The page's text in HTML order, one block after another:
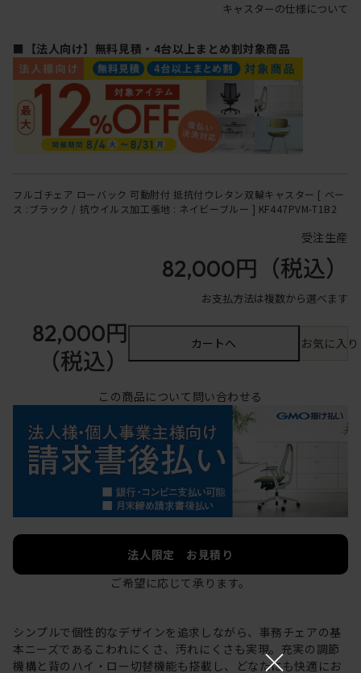
キャスターの仕様について
■【法人向け】無料見積・4台以上まとめ割対象商品
フルゴチェア ローバック 可動肘付 抵抗付ウレタン双輪キャスター [ ベー
ス :ブラック / 抗ウイルス加工張地 : ネイビーブルー ] KF447PVM-T1B2
受注生産
82,000円 （税込）
お支払方法は複数から選べます
82,000円
（税込）
カートへ お気に入
この商品について問い合わせる
法人限定 お見積り
ご希望に応じて承ります。
シンプルで個性的なデザインを追求しながら、事務チェアの基
本ニーズであるこわれにくさ、汚れにくさも実現。充実の調節
機構と背のハイ・ロー切替機能も搭載し、どなたにも快適にお
×